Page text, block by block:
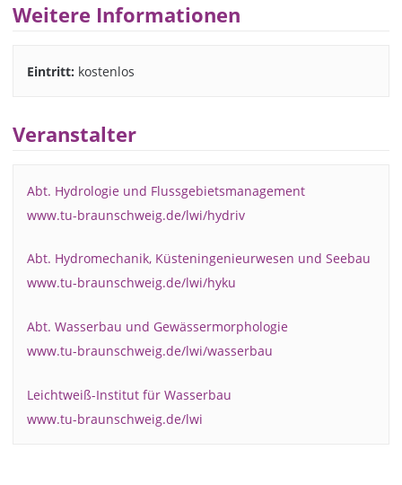
Weitere Informationen
Eintritt: kostenlos
Veranstalter
Abt. Hydrologie und Flussgebietsmanagement
www.tu-braunschweig.de/lwi/hydriv
Abt. Hydromechanik, Küsteningenieurwesen und Seebau
www.tu-braunschweig.de/lwi/hyku
Abt. Wasserbau und Gewässermorphologie
www.tu-braunschweig.de/lwi/wasserbau
Leichtweiß-Institut für Wasserbau
www.tu-braunschweig.de/lwi